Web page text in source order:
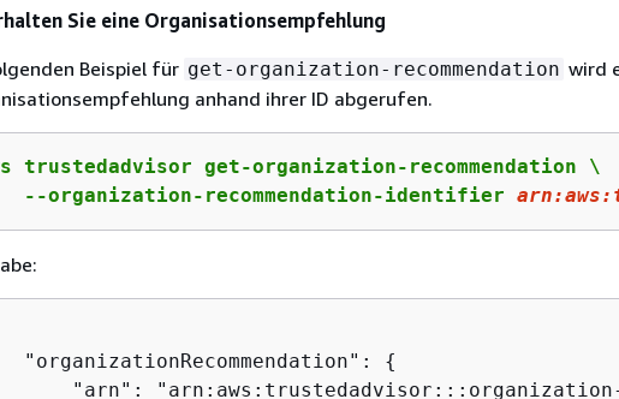
Sie eine Organisationsempfehlung
Beispiel für get-organization-recommendation wird
anhand ihrer ID abgerufen.
trustedadvisor get-organization-recommendation \
--organization-recommendation-identifier
arn
"organizationRecommendation":
{
"arn":